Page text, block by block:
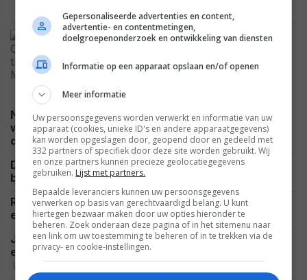
Deze poster voor 'The Mummy' wordt
reageert: "Ze is al bij je binnen"
Na de derde 'Avatar' weet James Cameron exact
wat hij in "zijn laatste periode" als regisseur wil
doenNIEUWS
Deze week verschijnen er veel nieuwe films in de
bioscoop: dit zijn alle 10 titels op een rij
Romy Monteiro viert haar zomervakantie op de sub
en deelt prachtig uitzicht: "All I Need" CELEBRITY
Jason Statham gaat weer helemaal los in 'Mutiny'
en laat zien waarom hij nog altijd dé actieheld is
Gepersonaliseerde advertenties en content,
advertentie- en contentmetingen,
doelgroepenonderzoek en ontwikkeling van diensten
Informatie op een apparaat opslaan en/of openen
Meer informatie
Uw persoonsgegevens worden verwerkt en informatie van uw
apparaat (cookies, unieke ID's en andere apparaatgegevens)
kan worden opgeslagen door, geopend door en gedeeld met
332 partners of specifiek door deze site worden gebruikt. Wij
en onze partners kunnen precieze geolocatiegegevens
gebruiken. Lijst met partners.
Bepaalde leveranciers kunnen uw persoonsgegevens
verwerken op basis van gerechtvaardigd belang. U kunt
hiertegen bezwaar maken door uw opties hieronder te
beheren. Zoek onderaan deze pagina of in het sitemenu naar
een link om uw toestemming te beheren of in te trekken via de
privacy- en cookie-instellingen.